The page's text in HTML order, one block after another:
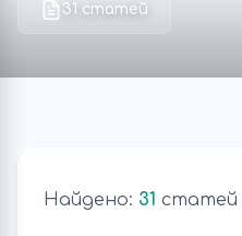
31 статей
Найдено: 31 статей